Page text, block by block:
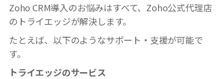
Zoho CRM導入のお悩みはすべて、Zoho公式代理店
のトライエッジが解決します。
たとえば、以下のようなサポート・支援が可能で
す。
トライエッジのサービス